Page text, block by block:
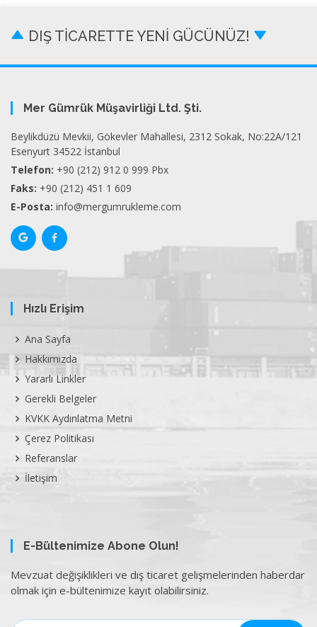
DIŞ TİCARETTE YENİ GÜCÜNÜZ!
Mer Gümrük Müşavirliği Ltd. Şti.
Beylikdüzü Mevkii, Gökevler Mahallesi, 2312 Sokak, No:22A/121
Esenyurt 34522 İstanbul
Telefon: +90 (212) 912 0 999 Pbx
Faks: +90 (212) 451 1 609
E-Posta: info@mergumrukleme.com
Hızlı Erişim
Ana Sayfa
Hakkımızda
Yararlı Linkler
Gerekli Belgeler
KVKK Aydınlatma Metni
Çerez Politikası
Referanslar
İletişim
E-Bültenimize Abone Olun!
Mevzuat değişiklikleri ve dış ticaret gelişmelerinden haberdar
olmak için e-bültenimize kayıt olabilirsiniz.